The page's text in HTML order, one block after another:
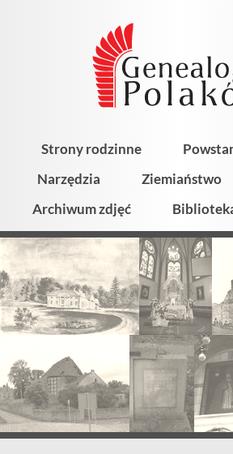
Strony rodzinne
Narzędzia
Ziemiaństwo
Archiwum zdjęć